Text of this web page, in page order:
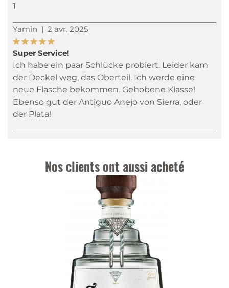
1
Yamin | 2 avr. 2025
Super Service!
Ich habe ein paar Schlücke probiert. Leider kam
der Deckel weg, das Oberteil. Ich werde eine
neue Flasche bekommen. Gehobene Klasse!
Ebenso gut der Antiguo Anejo von Sierra, oder
der Plata!
Nos clients ont aussi acheté